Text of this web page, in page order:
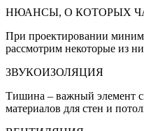
НЮАНСЫ, О КОТОРЫХ
При проектировании
рассмотрим некоторые из
ЗВУКОИЗОЛЯЦИЯ
Тишина – важный элемент
материалов для стен и